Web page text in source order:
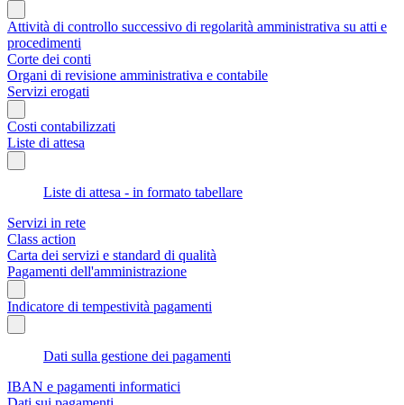
Attività di controllo successivo di regolarità amministrativa su atti e
procedimenti
Corte dei conti
Organi di revisione amministrativa e contabile
Servizi erogati
Costi contabilizzati
Liste di attesa
Liste di attesa - in formato tabellare
Servizi in rete
Class action
Carta dei servizi e standard di qualità
Pagamenti dell'amministrazione
Indicatore di tempestività pagamenti
Dati sulla gestione dei pagamenti
IBAN e pagamenti informatici